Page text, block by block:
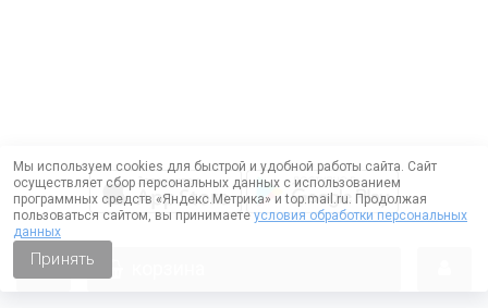
Мы используем cookies для быстрой и удобной работы сайта. Сайт
осуществляет сбор персональных данных с использованием
программных средств «Яндекс.Метрика» и top.mail.ru. Продолжая
пользоваться сайтом, вы принимаете условия обработки персональных
данных
Принять